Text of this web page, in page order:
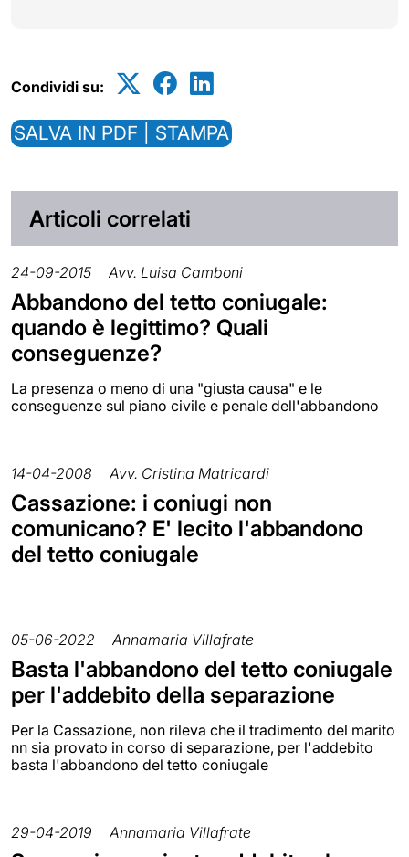
Condividi su:
SALVA IN PDF | STAMPA
Articoli correlati
24-09-2015 Avv. Luisa Camboni
Abbandono del tetto coniugale:
quando è legittimo? Quali
conseguenze?
La presenza o meno di una "giusta causa" e le
conseguenze sul piano civile e penale dell'abbandono
14-04-2008 Avv. Cristina Matricardi
Cassazione: i coniugi non
comunicano? E' lecito l'abbandono
del tetto coniugale
05-06-2022 Annamaria Villafrate
Basta l'abbandono del tetto coniugale
per l'addebito della separazione
Per la Cassazione, non rileva che il tradimento del marito
nn sia provato in corso di separazione, per l'addebito
basta l'abbandono del tetto coniugale
29-04-2019 Annamaria Villafrate